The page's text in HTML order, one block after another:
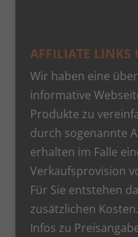
AFFILIATE LINKS
Wir haben eine
informative
Produkte zu
durch sogenannte
erhalten im Falle
Verkaufsprovision
Für Sie entstehen
zusätzlichen Kosten.
Infos zu